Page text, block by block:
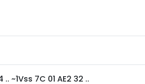
~1Vss 7C 01 AE2 32 ..